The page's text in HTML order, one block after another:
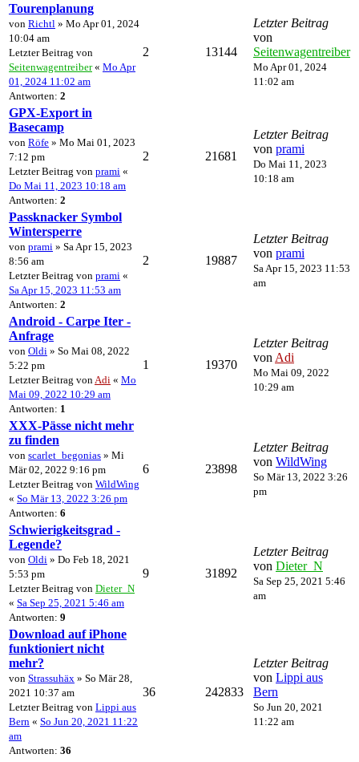
Tourenplanung
von Richtl » Mo Apr 01, 2024
10:04 am
Letzter Beitrag von
Seitenwagentreiber« Mo Apr
01, 2024 11:02 am
Antworten: 2
2 13144
Letzter Beitrag
von
Seitenwagentreiber
Mo Apr 01, 2024
11:02 am
GPX-Export in
Basecamp
von Röfe » Mo Mai 01, 2023
7:12 pm
Letzter Beitrag von prami «
Do Mai 11, 2023 10:18 am
Antworten: 2
2 21681
Letzter Beitrag
von prami
Do Mai 11, 2023
10:18 am
Passknacker Symbol
Wintersperre
von prami » Sa Apr 15, 2023
8:56 am
Letzter Beitrag von prami «
Sa Apr 15, 2023 11:53 am
Antworten: 2
2 19887
Letzter Beitrag
von prami
Sa Apr 15, 2023 11:53
am
Android - Carpe Iter -
Anfrage
von Oldi » So Mai 08, 2022
5:22 pm
Letzter Beitrag von Adi « Mo
Mai 09, 2022 10:29 am
Antworten: 1
1 19370
Letzter Beitrag
von Adi
Mo Mai 09, 2022
10:29 am
XXX-Pässe nicht mehr
zu finden
von scarlet_begonias » Mi
Mär 02, 2022 9:16 pm
Letzter Beitrag von WildWing
« So Mär 13, 2022 3:26 pm
Antworten: 6
6 23898
Letzter Beitrag
von WildWing
So Mär 13, 2022 3:26
pm
Schwierigkeitsgrad -
Legende?
von Oldi » Do Feb 18, 2021
5:53 pm
Letzter Beitrag von Dieter_N
« Sa Sep 25, 2021 5:46 am
Antworten: 9
9 31892
Letzter Beitrag
von Dieter_N
Sa Sep 25, 2021 5:46
am
Download auf iPhone
funktioniert nicht
mehr?
von Strassuhäx » So Mär 28,
2021 10:37 am
Letzter Beitrag von Lippi aus
Bern « So Jun 20, 2021 11:22
am
Antworten: 36
36 242833
Letzter Beitrag
von Lippi aus
Bern
So Jun 20, 2021
11:22 am